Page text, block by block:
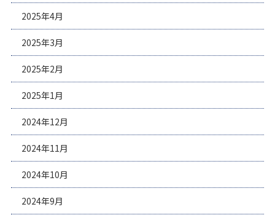
2025年4月
2025年3月
2025年2月
2025年1月
2024年12月
2024年11月
2024年10月
2024年9月